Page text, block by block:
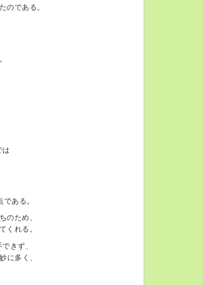
のである。
は
ある。
のため、
くれる。
きず、
に多く、